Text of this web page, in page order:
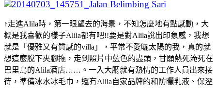
↑走進Alila時，第一眼望去的海景，不知怎麼地有點感動，大
概是我喜歡的樣子Alila都有吧!!要是對Alila說出印象感，我想
就是「優雅又有質感的villa」，平常不愛曬太陽的我，真的就
想這麼脫下夾腳拖，走到照片中藍色的盡頭，甘願熱死淹死在
巴里島的Alila酒店…… 。一入大廳就有熱情的工作人員出來接
待，準備冰水冰毛巾，還有Alila自家品牌的和防曬乳液、保溼